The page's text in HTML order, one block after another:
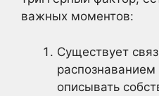
важных моментов:
Существует
описывать